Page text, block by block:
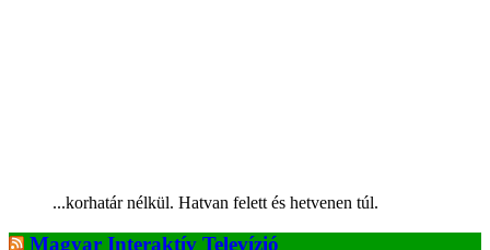
...korhatár nélkül. Hatvan felett és hetvenen túl.
Magyar Interaktív Televízió